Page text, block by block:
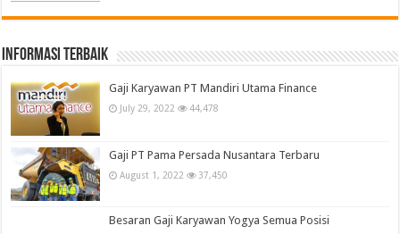
informasi terbaik
Gaji Karyawan PT Mandiri Utama Finance
July 29, 2022 44,478
Gaji PT Pama Persada Nusantara Terbaru
August 1, 2022 37,450
Besaran Gaji Karyawan Yogya Semua Posisi